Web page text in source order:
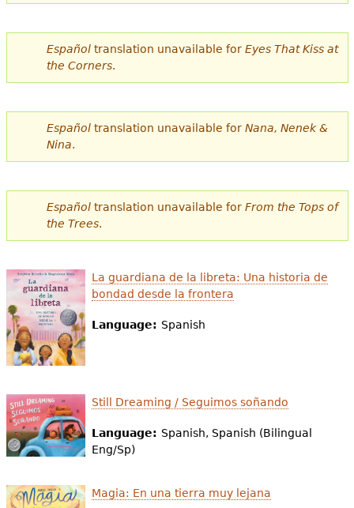
Más recursos
e
s
Españoltranslation unavailable for Eyes That Kiss at
the Corners.
Españoltranslation unavailable for Nana, Nenek &
Nina.
Españoltranslation unavailable for From the Tops of
the Trees.
La guardiana de la libreta: Una historia de
bondad desde la frontera
Language: Spanish
Still Dreaming / Seguimos soñando
Language: Spanish, Spanish (Bilingual
Eng/Sp)
Magia: En una tierra muy lejana